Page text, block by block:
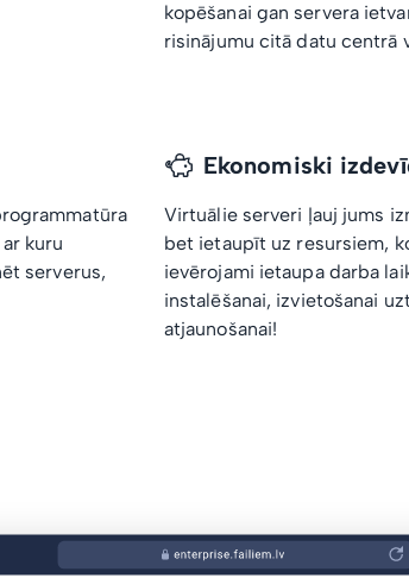
kopēšanai gan servera
risinājumu citā datu centrā
kuru
serverus,
Ekonomiski
Virtuālie serveri ļauj jums
bet ietaupīt uz resursiem,
ievērojami ietaupa darba
instalēšanai, izvietošanai
atjaunošanai!